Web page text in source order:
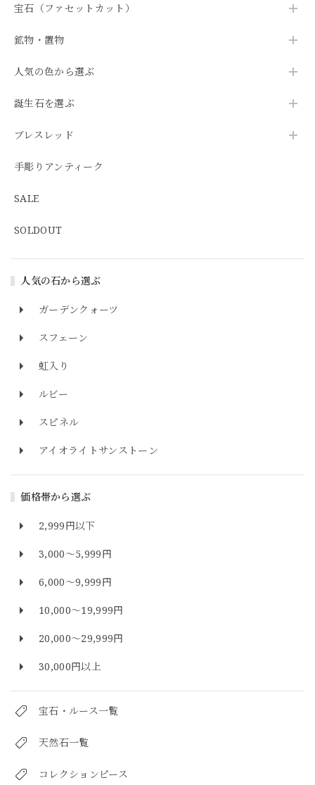
宝石（ファセットカット）
鉱物・置物
人気の色から選ぶ
誕生石を選ぶ
ブレスレッド
手彫りアンティーク
SALE
SOLDOUT
人気の石から選ぶ
ガーデンクォーツ
スフェーン
虹入り
ルビー
スピネル
アイオライトサンストーン
価格帯から選ぶ
2,999円以下
3,000～5,999円
6,000～9,999円
10,000～19,999円
20,000～29,999円
30,000円以上
宝石・ルース一覧
天然石一覧
コレクションピース